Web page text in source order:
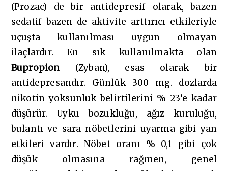
(Prozac) de bir antidepresif olarak, bazen
sedatif bazen de aktivite arttırıcı etkileriyle
uçuşta kullanılması uygun olmayan
ilaçlardır. En sık kullanılmakta olan
Bupropion (Zyban), esas olarak bir
antidepresandır. Günlük 300 mg. dozlarda
nikotin yoksunluk belirtilerini % 23’e kadar
düşürür. Uyku bozukluğu, ağız kuruluğu,
bulantı ve sara nöbetlerini uyarma gibi yan
etkileri vardır. Nöbet oranı % 0,1 gibi çok
düşük olmasına rağmen, genel